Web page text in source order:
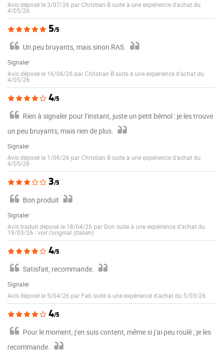
Avis déposé le 3/07/26 par Christian B suite à une expérience d'achat du
4/05/26
5/5
Un peu bruyants, mais sinon RAS.
Signaler
Avis déposé le 16/06/26 par Christian B suite à une expérience d'achat du
4/05/26
4/5
Rien à signaler pour l’instant, juste un petit bémol : je les trouve
un peu bruyants, mais rien de plus.
Signaler
Avis déposé le 1/06/26 par Christian B suite à une expérience d'achat du
4/05/26
3/5
Bon produit
Signaler
Avis traduit déposé le 18/04/26 par Don suite à une expérience d'achat du
19/03/26 -voir l'original (italien)
4/5
Satisfait, recommande.
Signaler
Avis déposé le 5/04/26 par Fab suite à une expérience d'achat du 5/03/26
4/5
Pour le moment, j’en suis content, même si j’ai peu roulé ; je les
recommande.